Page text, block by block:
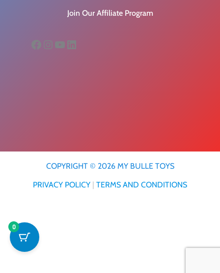
Join Our Affiliate Program
Facebook
Instagram
YouTube
LinkedIn
COPYRIGHT © 2026 MY BULLE TOYS
PRIVACY POLICY | TERMS AND CONDITIONS
0